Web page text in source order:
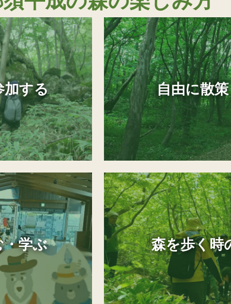
加する 自由に散
学ぶ 森を歩く時